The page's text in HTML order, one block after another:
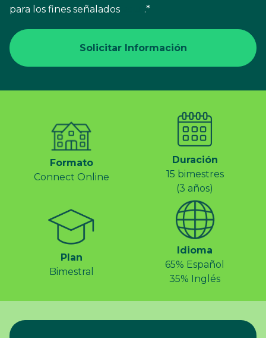
para los fines señalados
.*
Formato
Connect Online
Duración
15 bimestres
(3 años)
Plan
Bimestral
Idioma
65% Español
35% Inglés